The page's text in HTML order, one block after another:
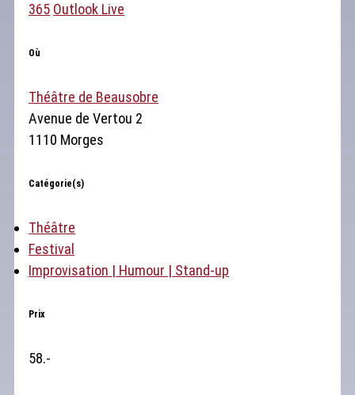
365 Outlook Live
Où
Théâtre de Beausobre
Avenue de Vertou 2
1110 Morges
Catégorie(s)
Théâtre
Festival
Improvisation | Humour | Stand-up
Prix
58.-